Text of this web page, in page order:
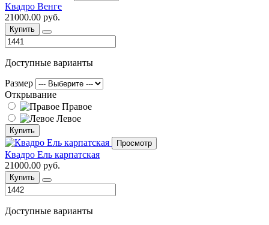
Квадро Венге
21000.00 руб.
Купить
Доступные варианты
Размер
Открывание
Правое
Левое
Купить
Просмотр
Квадро Ель карпатская
21000.00 руб.
Купить
Доступные варианты